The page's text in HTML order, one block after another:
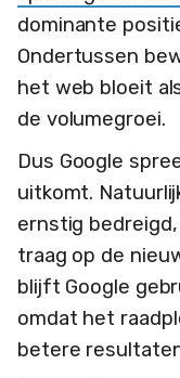
dominante
Ondertussen
het web bloeit
de volumegroei.
Dus Google
uitkomt.
ernstig
traag op de
blijft Google
omdat het
betere